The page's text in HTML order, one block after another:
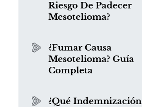
Riesgo De Padecer
Mesotelioma?
¿Fumar Causa
Mesotelioma? Guía
Completa
¿Qué Indemnización